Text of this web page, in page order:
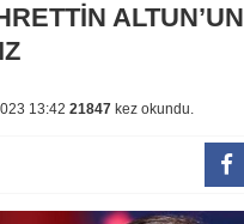
ALTUN’UN
13:42 21847 kez okundu.